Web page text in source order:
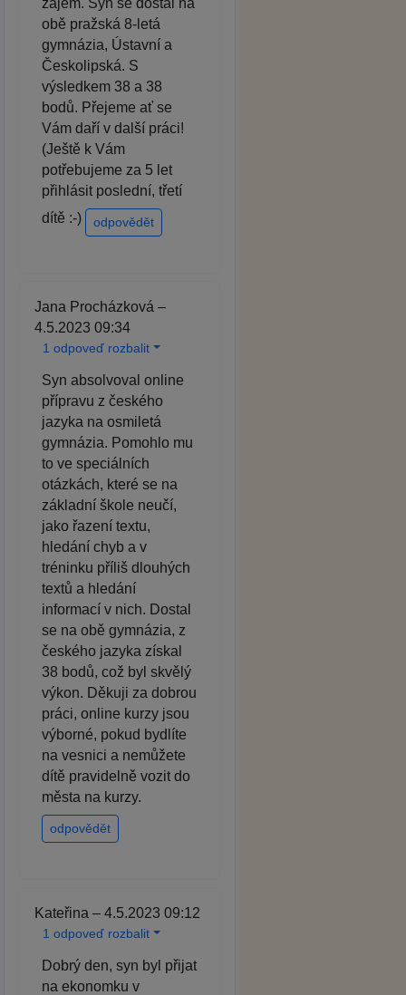
obě pražská 8-letá
gymnázia, Ústavní a
Českolipská. S
výsledkem 38 a 38
bodů. Přejeme ať se
Vám daří v další práci!
(Ještě k Vám
potřebujeme za 5 let
přihlásit poslední, třetí
dítě :-)
odpovědět
Jana Procházková –
4.5.2023 09:34
1 odpoveď rozbalit
Syn absolvoval online
přípravu z českého
jazyka na osmiletá
gymnázia. Pomohlo mu
to ve speciálních
otázkách, které se na
základní škole neučí,
jako řazení textu,
hledání chyb a v
tréninku příliš dlouhých
textů a hledání
informací v nich. Dostal
se na obě gymnázia, z
českého jazyka získal
38 bodů, což byl skvělý
výkon. Děkuji za dobrou
práci, online kurzy jsou
výborné, pokud bydlíte
na vesnici a nemůžete
dítě pravidelně vozit do
města na kurzy.
odpovědět
Kateřina – 4.5.2023 09:12
1 odpoveď rozbalit
Dobrý den, syn byl přijat
na ekonomku v